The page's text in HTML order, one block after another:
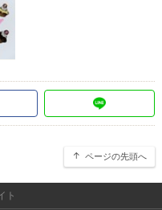
ページの先頭へ
ト